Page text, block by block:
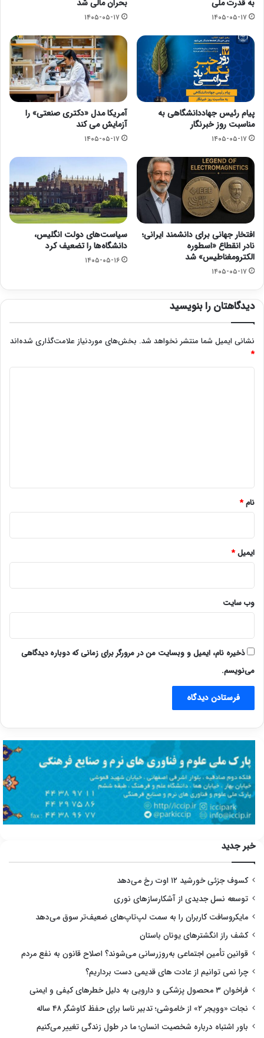
به قدرت ملی
۱۴۰۵-۰۵-۱۷
بحران مالی شد
۱۴۰۵-۰۵-۱۷
پیام رئیس جهاددانشگاهی به
مناسبت روز خبرنگار
۱۴۰۵-۰۵-۱۷
آمریکا مدل «دکتری صنعتی» را
آزمایش می کند
۱۴۰۵-۰۵-۱۷
افتخار جهانی برای دانشمند ایرانی؛
نادر انقطاع «اسطوره
الکترومغناطیس» شد
۱۴۰۵-۰۵-۱۷
سیاست‌های دولت انگلیس،
دانشگاه‌ها را تضعیف کرد
۱۴۰۵-۰۵-۱۶
دیدگاهتان را بنویسید
نشانی ایمیل شما منتشر نخواهد شد. بخش‌های موردنیاز علامت‌گذاری شده‌اند
*
نام*
ایمیل*
وب‌ سایت
ذخیره نام، ایمیل و وبسایت من در مرورگر برای زمانی که دوباره دیدگاهی
می‌نویسم.
خبر جدید
کسوف جزئی خورشید ۱۲ اوت رخ می‌دهد
توسعه نسل جدیدی از آشکارسازهای نوری
مایکروسافت کاربران را به سمت لپ‌تاپ‌های ضعیف‌تر سوق می‌دهد
کشف راز انگشترهای یونان باستان
قوانین تأمین اجتماعی به‌روزرسانی می‌شوند؟ اصلاح قانون به نفع مردم
چرا نمی توانیم از عادت های قدیمی دست برداریم؟
فراخوان ۳ محصول پزشکی و دارویی به دلیل خطرهای کیفی و ایمنی
نجات «وویجر ۲» از خاموشی؛ تدبیر ناسا برای حفظ کاوشگر ۴۸ ساله
باور اشتباه درباره شخصیت انسان؛ ما در طول زندگی تغییر می‌کنیم